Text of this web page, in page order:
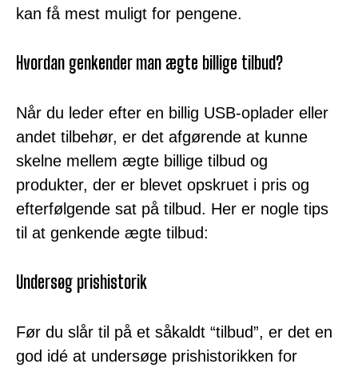
kan få mest muligt for pengene.
Hvordan genkender man ægte billige tilbud?
Når du leder efter en billig USB-oplader eller
andet tilbehør, er det afgørende at kunne
skelne mellem ægte billige tilbud og
produkter, der er blevet opskruet i pris og
efterfølgende sat på tilbud. Her er nogle tips
til at genkende ægte tilbud:
Undersøg prishistorik
Før du slår til på et såkaldt “tilbud”, er det en
god idé at undersøge prishistorikken for